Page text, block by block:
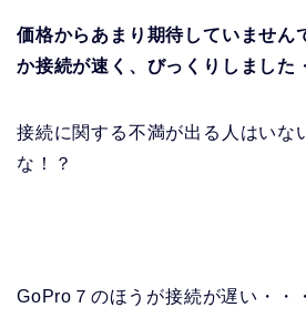
価格からあまり期待していません
か接続が速く、びっくりしました
接続に関する不満が出る人はいな
な！？
GoPro７のほうが接続が遅い・・